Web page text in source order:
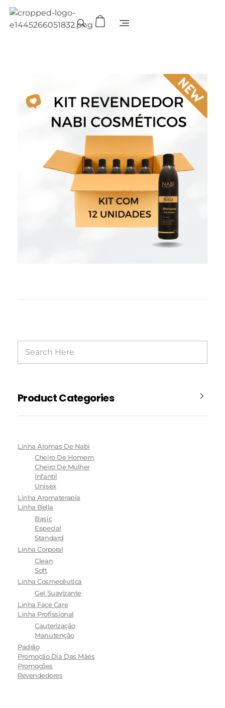
Product Categories
Linha Aromas De Nabi
Cheiro De Homem
Cheiro De Mulher
Infantil
Unisex
Linha Aromaterapia
Linha Bella
Basic
Especial
Standard
Linha Corporal
Clean
Soft
Linha Cosmecêutica
Gel Suavizante
Linha Face Care
Linha Profissional
Cauterização
Manutenção
Padrão
Promoção Dia Das Mães
Promoções
Revendedores